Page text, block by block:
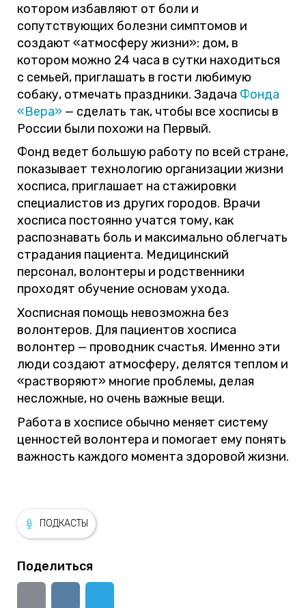
котором избавляют от боли и
сопутствующих болезни симптомов и
создают «атмосферу жизни»: дом, в
котором можно 24 часа в сутки находиться
с семьей, приглашать в гости любимую
собаку, отмечать праздники. Задача Фонда
«Вера» — сделать так, чтобы все хосписы в
России были похожи на Первый.
Фонд ведет большую работу по всей стране,
показывает технологию организации жизни
хосписа, приглашает на стажировки
специалистов из других городов. Врачи
хосписа постоянно учатся тому, как
распознавать боль и максимально облегчать
страдания пациента. Медицинский
персонал, волонтеры и родственники
проходят обучение основам ухода.
Хосписная помощь невозможна без
волонтеров. Для пациентов хосписа
волонтер — проводник счастья. Именно эти
люди создают атмосферу, делятся теплом и
«растворяют» многие проблемы, делая
несложные, но очень важные вещи.
Работа в хосписе обычно меняет систему
ценностей волонтера и помогает ему понять
важность каждого момента здоровой жизни.
ПОДКАСТЫ
Поделиться